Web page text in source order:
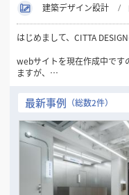
建築デザイン設計
はじめまして、CITTA DESIGN
webサイトを現在作成中です
ますが、
いただいております。
CITTA DESIGNは、お店づく
を承っております!
物件を一緒に選んでほしい
いなどなど、
お客様と一緒にそれぞれの
最新事例 （総数2件）